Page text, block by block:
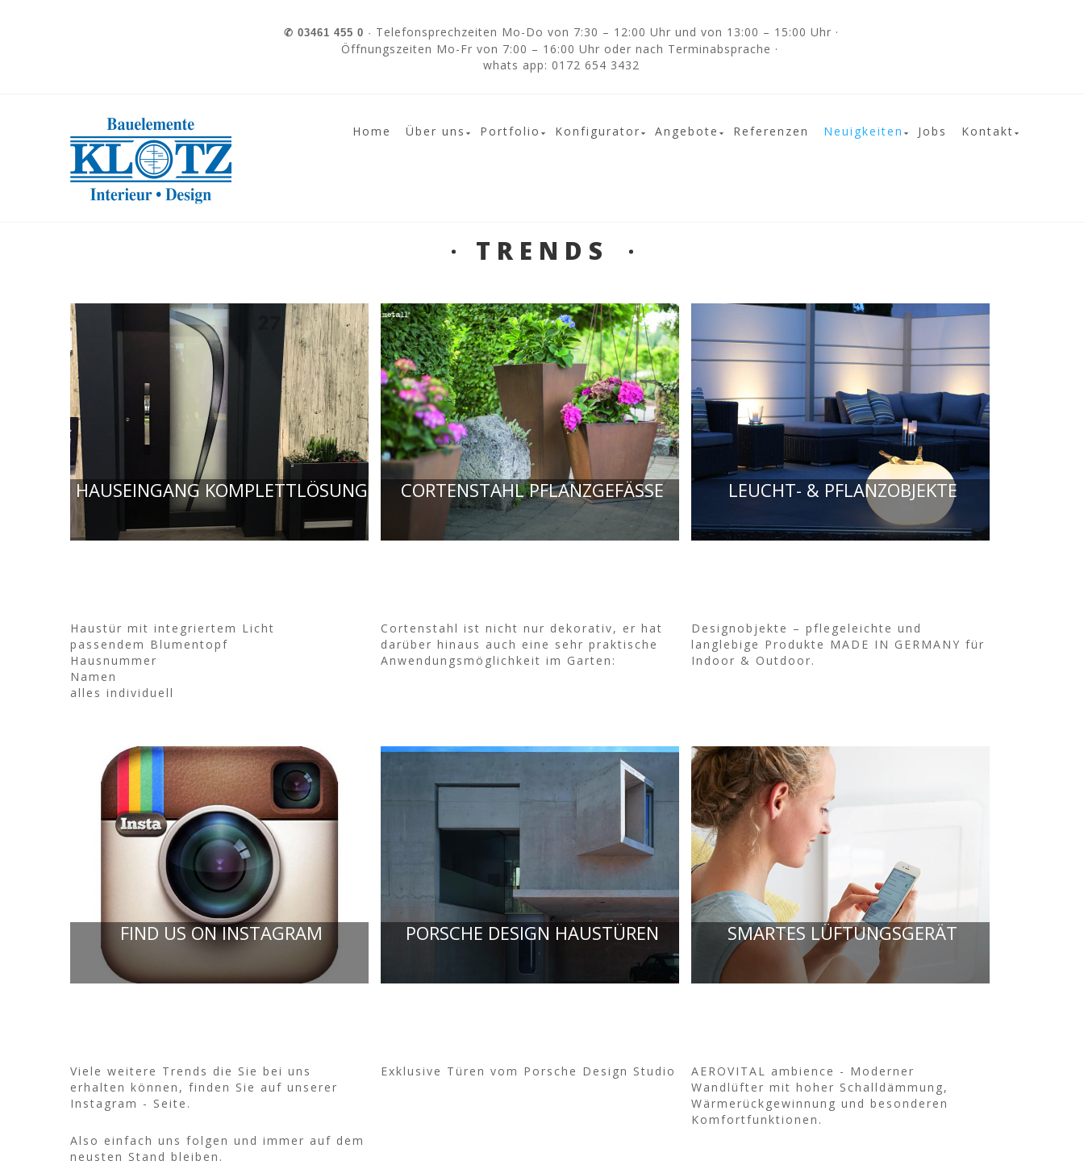
✆ 03461 455 0 · Telefonsprechzeiten Mo-Do von 7:30 – 12:00 Uhr und von 13:00 – 15:00 Uhr ·
Öffnungszeiten Mo-Fr von 7:00 – 16:00 Uhr oder nach Terminabsprache ·
whats app: 0172 654 3432
Home Über uns Portfolio Konfigurator Angebote Referenzen Neuigkeiten
»
Jobs Kontakt
»
TRENDS
HAUSEINGANG KOMPLETTLÖSUNG
Haustür mit integriertem Licht
passendem Blumentopf
Hausnummer
Namen
alles individuell
CORTENSTAHL PFLANZGEFÄSSE
Cortenstahl ist nicht nur dekorativ, er hat
darüber hinaus auch eine sehr praktische
Anwendungsmöglichkeit im Garten:
LEUCHT- & PFLANZOBJEKTE
Designobjekte – pflegeleichte und
langlebige Produkte MADE IN GERMANY für
Indoor & Outdoor.
FIND US ON INSTAGRAM
Viele weitere Trends die Sie bei uns
erhalten können, finden Sie auf unserer
Instagram - Seite.
Also einfach uns folgen und immer auf dem
neusten Stand bleiben.
PORSCHE DESIGN HAUSTÜREN
Exklusive Türen vom Porsche Design Studio
SMARTES LÜFTUNGSGERÄT
AEROVITAL ambience - Moderner
Wandlüfter mit hoher Schalldämmung,
Wärmerückgewinnung und besonderen
Komfortfunktionen.